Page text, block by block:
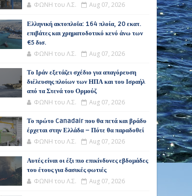
ΦΩΝΗ του Λ.Σ. Aug 07, 2026
Ελληνική ακτοπλοΐα: 164 πλοία, 20 εκατ.
επιβάτες και χρηματοδοτικό κενό άνω των
€5 δισ.
ΦΩΝΗ του Λ.Σ. Aug 07, 2026
Το Ιράν εξετάζει σχέδιο για απαγόρευση
διέλευσης πλοίων των ΗΠΑ και του Ισραήλ
από τα Στενά του Ορμούζ
ΦΩΝΗ του Λ.Σ. Aug 07, 2026
Το πρώτο Canadair που θα πετά και βράδυ
έρχεται στην Ελλάδα – Πότε θα παραδοθεί
ΦΩΝΗ του Λ.Σ. Aug 07, 2026
Αυτές είναι οι έξι πιο επικίνδυνες εβδομάδες
του έτους για δασικές φωτιές
ΦΩΝΗ του Λ.Σ. Aug 07, 2026